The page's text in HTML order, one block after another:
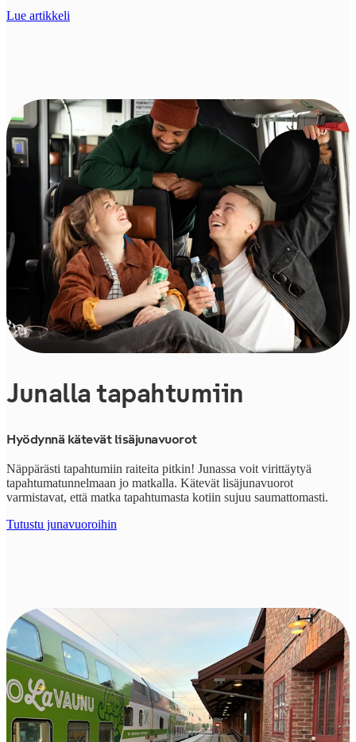
Lue artikkeli
Junalla tapahtumiin
Hyödynnä kätevät lisäjunavuorot
Näppärästi tapahtumiin raiteita pitkin! Junassa voit virittäytyä
tapahtumatunnelmaan jo matkalla. Kätevät lisäjunavuorot
varmistavat, että matka tapahtumasta kotiin sujuu saumattomasti.
Tutustu junavuoroihin